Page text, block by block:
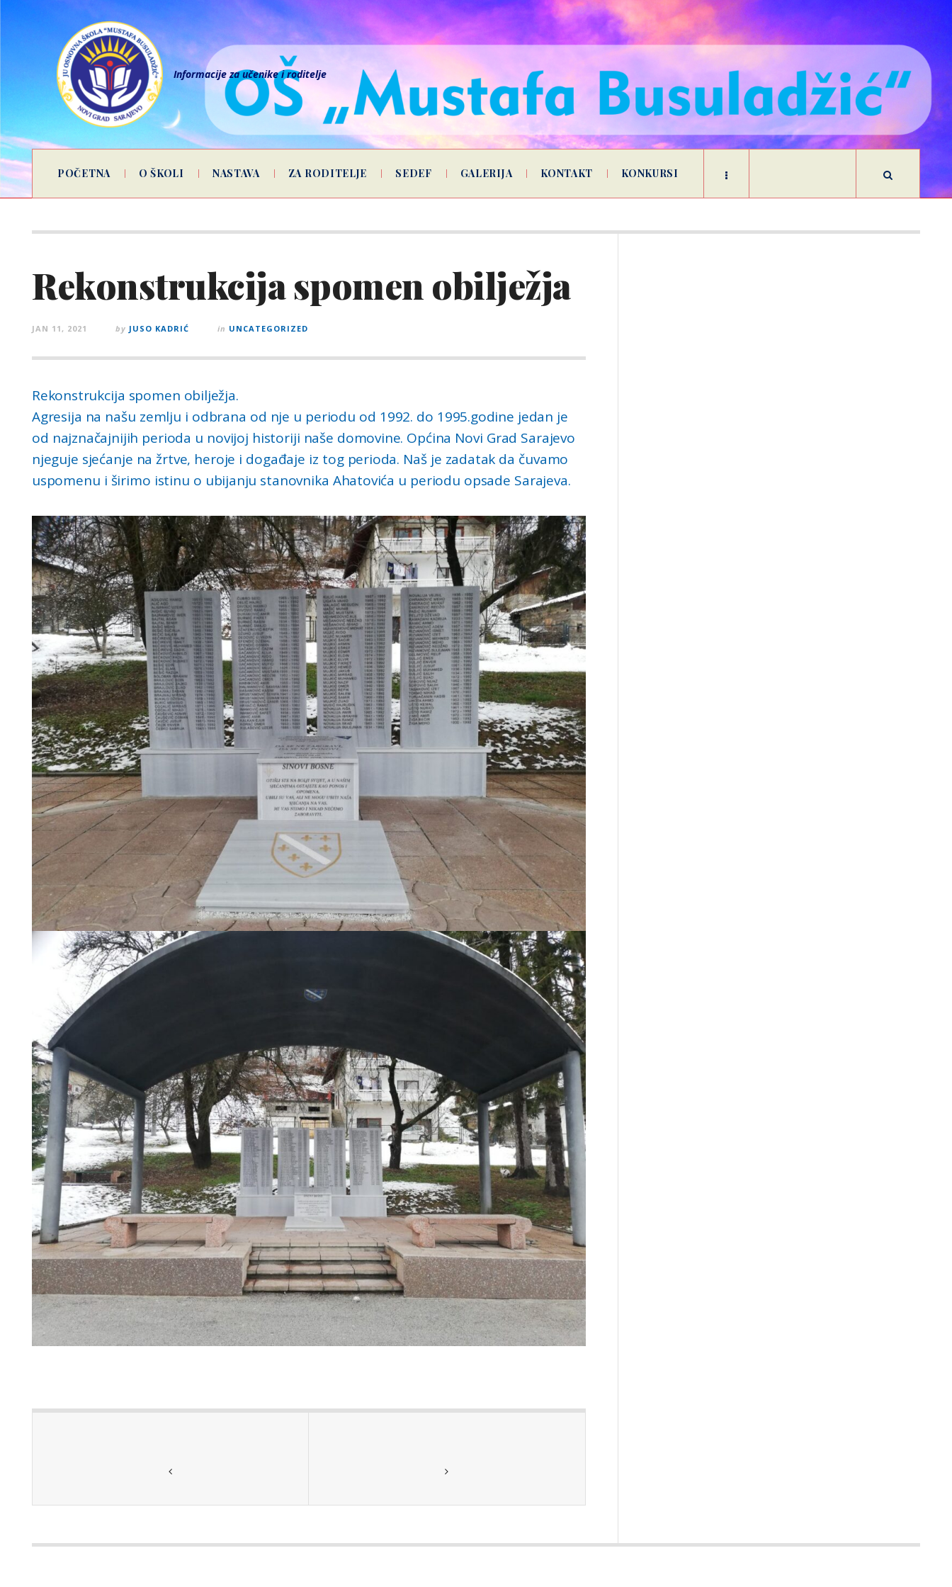
Informacije za učenike i roditelje
POČETNA O ŠKOLI NASTAVA ZA RODITELJE SEDEF GALERIJA KONTAKT KONKURSI
Rekonstrukcija spomen obilježja
JAN 11, 2021 by JUSO KADRIĆ in UNCATEGORIZED
Rekonstrukcija spomen obilježja.
Agresija na našu zemlju i odbrana od nje u periodu od 1992. do 1995.godine jedan je
od najznačajnijih perioda u novijoj historiji naše domovine. Općina Novi Grad Sarajevo
njeguje sjećanje na žrtve, heroje i događaje iz tog perioda. Naš je zadatak da čuvamo
uspomenu i širimo istinu o ubijanju stanovnika Ahatovića u periodu opsade Sarajeva.